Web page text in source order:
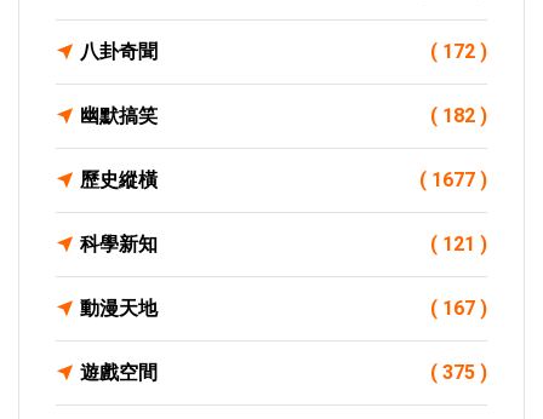
八卦奇聞 ( 172 )
幽默搞笑 ( 182 )
歷史縱橫 ( 1677 )
科學新知 ( 121 )
動漫天地 ( 167 )
遊戲空間 ( 375 )